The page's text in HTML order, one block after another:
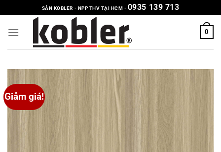
đến
nội
SÀN KOBLER - NPP THV TẠI HCM - 0935 139 713
0
Giảm giá!